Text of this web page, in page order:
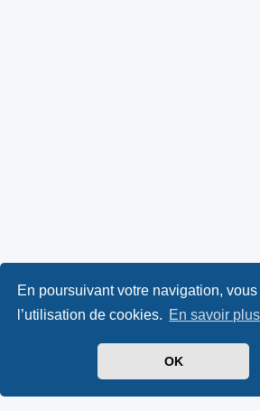
En poursuivant votre navigation,
l’utilisation de cookies. En savoir plus
OK